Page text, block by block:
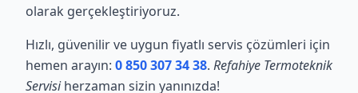
olarak gerçekleştiriyoruz.
Hızlı, güvenilir ve uygun fiyatlı servis çözümleri için
hemen arayın: 0 850 307 34 38. Refahiye Termoteknik
Servisiherzaman sizin yanınızda!